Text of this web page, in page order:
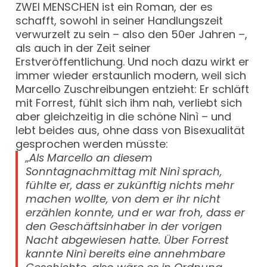
ZWEI MENSCHEN ist ein Roman, der es
schafft, sowohl in seiner Handlungszeit
verwurzelt zu sein – also den 50er Jahren –,
als auch in der Zeit seiner
Erstveröffentlichung. Und noch dazu wirkt er
immer wieder erstaunlich modern, weil sich
Marcello Zuschreibungen entzieht: Er schläft
mit Forrest, fühlt sich ihm nah, verliebt sich
aber gleichzeitig in die schöne Ninì – und
lebt beides aus, ohne dass von Bisexualität
gesprochen werden müsste:
„Als Marcello an diesem
Sonntagnachmittag mit Ninì sprach,
fühlte er, dass er zukünftig nichts mehr
machen wollte, von dem er ihr nicht
erzählen konnte, und er war froh, dass er
den Geschäftsinhaber in der vorigen
Nacht abgewiesen hatte. Über Forrest
kannte Ninì bereits eine annehmbare